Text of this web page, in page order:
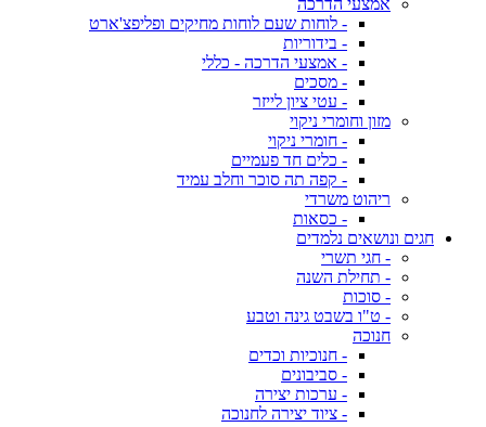
אמצעי הדרכה
- לוחות שעם לוחות מחיקים ופליפצ'ארט
- בידוריות
- אמצעי הדרכה - כללי
- מסכים
- עטי ציון לייזר
מזון וחומרי ניקוי
- חומרי ניקוי
- כלים חד פעמיים
- קפה תה סוכר וחלב עמיד
ריהוט משרדי
- כסאות
חגים ונושאים נלמדים
- חגי תשרי
- תחילת השנה
- סוכות
- ט"ו בשבט גינה וטבע
חנוכה
- חנוכיות וכדים
- סביבונים
- ערכות יצירה
- ציוד יצירה לחנוכה